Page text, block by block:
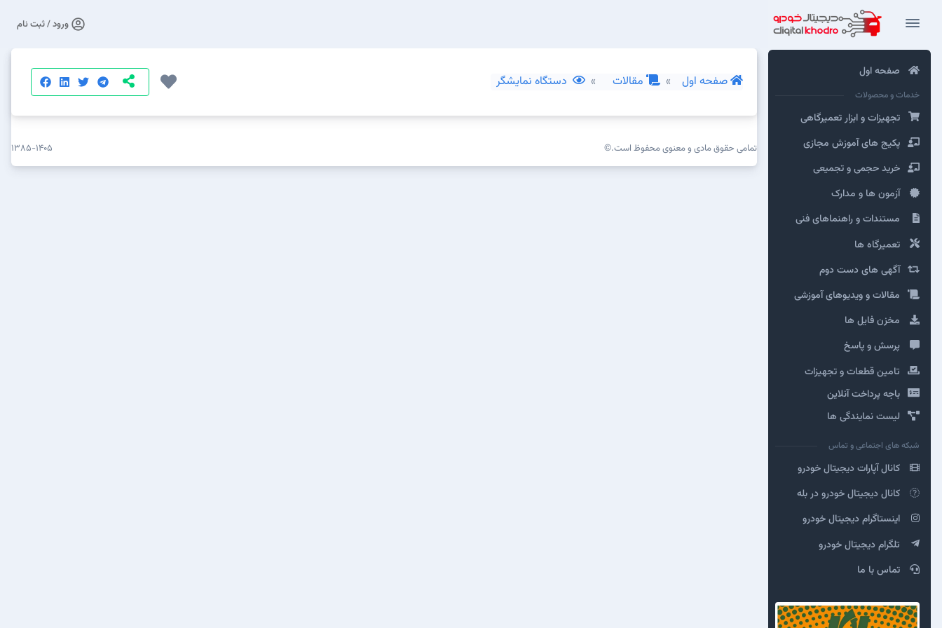
صفحه اول
خدمات و محصولات
تجهیزات و ابزار تعمیرگاهی
پکیج های آموزش مجازی
خرید حجمی و تجمیعی
آزمون ها و مدارک
مستندات و راهنماهای فنی
تعمیرگاه ها
آگهی های دست دوم
مقالات و ویدیوهای آموزشی
مخزن فایل ها
پرسش و پاسخ
تامین قطعات و تجهیزات
باجه پرداخت آنلاین
لیست نمایندگی ها
شبکه های اجتماعی و تماس
کانال آپارات دیجیتال خودرو
کانال دیجیتال خودرو در بله
اینستاگرام دیجیتال خودرو
تلگرام دیجیتال خودرو
تماس با ما
ورود / ثبت نام
صفحه اول مقالات دستگاه نمایشگر
تمامی حقوق مادی و معنوی محفوظ است.© ۱۳۸۵-۱۴۰۵